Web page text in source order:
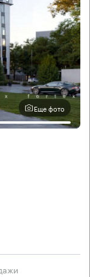
Еще фото